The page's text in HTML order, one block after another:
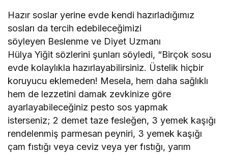
Hazır soslar yerine evde kendi hazırladığımız
sosları da tercih edebileceğimizi
söyleyen Beslenme ve Diyet Uzmanı
Hülya Yiğit sözlerini şunları söyledi, “Birçok sosu
evde kolaylıkla hazırlayabilirsiniz. Üstelik hiçbir
koruyucu eklemeden! Mesela, hem daha sağlıklı
hem de lezzetini damak zevkinize göre
ayarlayabileceğiniz pesto sos yapmak
isterseniz; 2 demet taze fesleğen, 3 yemek kaşığı
rendelenmiş parmesan peyniri, 3 yemek kaşığı
çam fıstığı veya ceviz veya yer fıstığı, yarım